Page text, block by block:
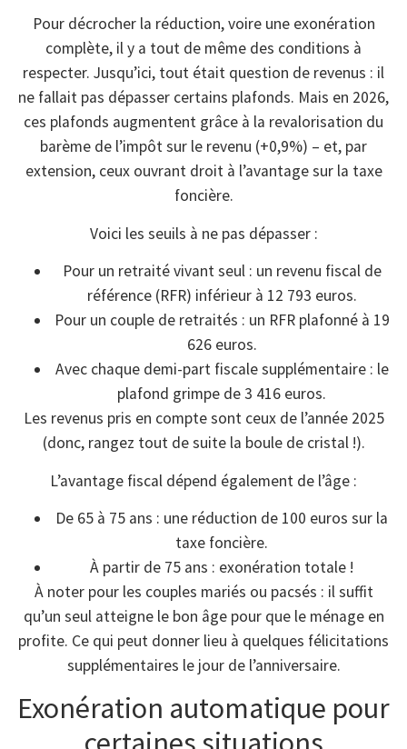
Pour décrocher la réduction, voire une exonération
complète, il y a tout de même des conditions à
respecter. Jusqu’ici, tout était question de revenus : il
ne fallait pas dépasser certains plafonds. Mais en 2026,
ces plafonds augmentent grâce à la revalorisation du
barème de l’impôt sur le revenu (+0,9%) – et, par
extension, ceux ouvrant droit à l’avantage sur la taxe
foncière.
Voici les seuils à ne pas dépasser :
Pour un retraité vivant seul : un revenu fiscal de
référence (RFR) inférieur à 12 793 euros.
Pour un couple de retraités : un RFR plafonné à 19
626 euros.
Avec chaque demi-part fiscale supplémentaire : le
plafond grimpe de 3 416 euros.
Les revenus pris en compte sont ceux de l’année 2025
(donc, rangez tout de suite la boule de cristal !).
L’avantage fiscal dépend également de l’âge :
De 65 à 75 ans : une réduction de 100 euros sur la
taxe foncière.
À partir de 75 ans : exonération totale !
À noter pour les couples mariés ou pacsés : il suffit
qu’un seul atteigne le bon âge pour que le ménage en
profite. Ce qui peut donner lieu à quelques félicitations
supplémentaires le jour de l’anniversaire.
Exonération automatique pour